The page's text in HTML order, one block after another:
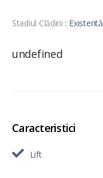
Stadiul Clădirii : Existentă
undefined
Caracteristici
Lift